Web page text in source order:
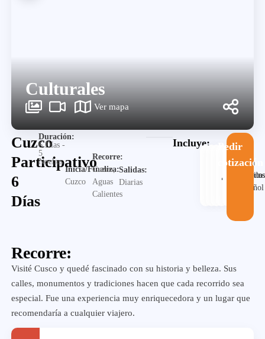
Culturales
Ver mapa
Cuzco
Participativo
6
Días
Duración:
6 Días -
5
Noches
Inicia/Finaliza:
Cuzco
Recorre:
Cuzco,
Aguas
Calientes
Salidas:
Diarias
Incluye:
Alojamiento
Desayuno
Traslados
Guia
español
Visitas
Pedir
cotización
Recorre:
Visité Cusco y quedé fascinado con su historia y belleza. Sus
calles, monumentos y tradiciones hacen que cada recorrido sea
especial. Fue una experiencia muy enriquecedora y un lugar que
recomendaría a cualquier viajero.